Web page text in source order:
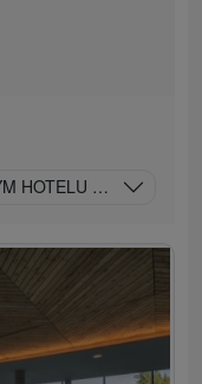
HOTELU W JASNEJ: